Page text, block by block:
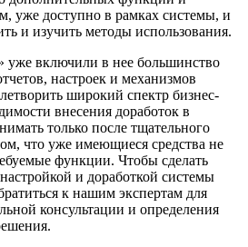
уже доступно в рамках системы, и
и изучить методы использования.
уже включили в нее большинство
настроек и механизмов
широкий спектр бизнес-
внесения доработок в
только после тщательного
что уже имеющиеся средства не
функции. Чтобы сделать
и доработкой системы
к нашим экспертам для
консультации и определения